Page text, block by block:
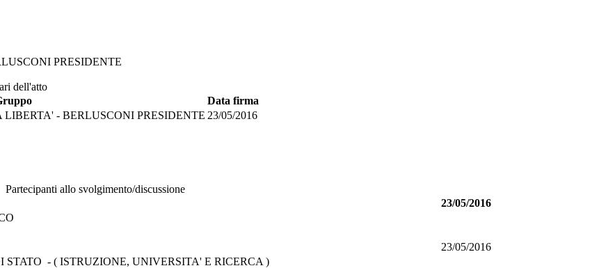
PRESIDENTE
dell'atto
Data firma
- BERLUSCONI PRESIDENTE 23/05/2016
Partecipanti allo svolgimento/discussione
23/05/2016
23/05/2016
STATO - ( ISTRUZIONE, UNIVERSITA' E RICERCA )